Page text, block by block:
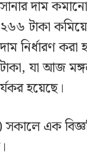
দাম
টাকা
নির্ধারণ করা
যা আজ
হয়েছে।
এক